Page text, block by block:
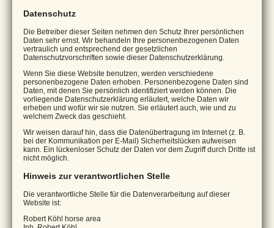
Datenschutz
Die Betreiber dieser Seiten nehmen den Schutz Ihrer persönlichen
Daten sehr ernst. Wir behandeln Ihre personenbezogenen Daten
vertraulich und entsprechend der gesetzlichen
Datenschutzvorschriften sowie dieser Datenschutzerklärung.
Wenn Sie diese Website benutzen, werden verschiedene
personenbezogene Daten erhoben. Personenbezogene Daten sind
Daten, mit denen Sie persönlich identifiziert werden können. Die
vorliegende Datenschutzerklärung erläutert, welche Daten wir
erheben und wofür wir sie nutzen. Sie erläutert auch, wie und zu
welchem Zweck das geschieht.
Wir weisen darauf hin, dass die Datenübertragung im Internet (z. B.
bei der Kommunikation per E-Mail) Sicherheitslücken aufweisen
kann. Ein lückenloser Schutz der Daten vor dem Zugriff durch Dritte ist
nicht möglich.
Hinweis zur verantwortlichen Stelle
Die verantwortliche Stelle für die Datenverarbeitung auf dieser
Website ist:
Robert Köhl horse area